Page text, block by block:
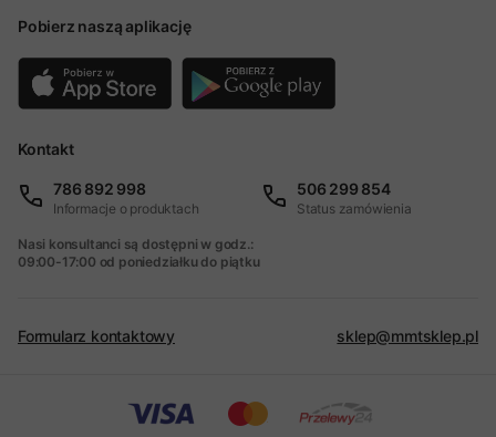
Pobierz naszą aplikację
Kontakt
786 892 998
Informacje o produktach
506 299 854
Status zamówienia
Nasi konsultanci są dostępni w godz.:
09:00-17:00 od poniedziałku do piątku
Formularz kontaktowy sklep@mmtsklep.pl